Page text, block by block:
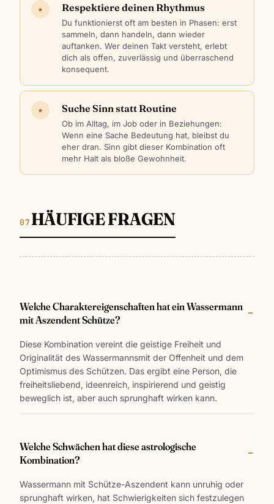
★ Respektiere deinen Rhythmus
Du funktionierst oft am besten in Phasen: erst
sammeln, dann handeln, dann wieder
auftanken. Wer deinen Takt versteht, erlebt
dich als offen, zuverlässig und überraschend
konsequent.
★ Suche Sinn statt Routine
Ob im Alltag, im Job oder in Beziehungen:
Wenn eine Sache Bedeutung hat, bleibst du
eher dran. Sinn gibt dieser Kombination oft
mehr Halt als bloße Gewohnheit.
HÄUFIGE FRAGEN
Welche Charaktereigenschaften hat ein Wassermann
mit Aszendent Schütze?
Diese Kombination vereint die geistige Freiheit und
Originalität des Wassermannsmit der Offenheit und dem
Optimismus des Schützen. Das ergibt eine Person, die
freiheitsliebend, ideenreich, inspirierend und geistig
beweglich ist, aber auch sprunghaft wirken kann.
Welche Schwächen hat diese astrologische
Kombination?
Wassermann mit Schütze-Aszendent kann unruhig oder
sprunghaft wirken, hat Schwierigkeiten sich festzulegen